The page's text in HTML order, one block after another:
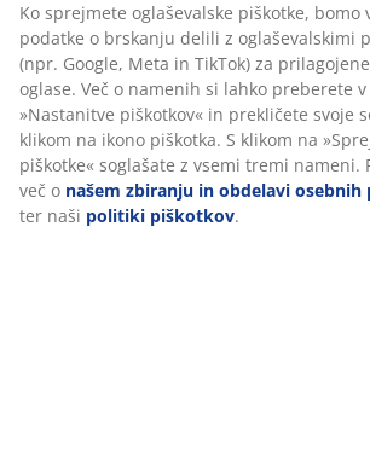
Ko sprejmete oglaševalske piškotke, bomo
podatke o brskanju delili z oglaševalskimi
(npr. Google, Meta in TikTok) za
oglase. Več o namenih si lahko preberete
»Nastanitve piškotkov« in prekličete svoje
klikom na ikono piškotka. S klikom na
piškotke« soglašate z vsemi tremi nameni.
več o našem zbiranju in obdelavi
ter naši politiki piškotkov.